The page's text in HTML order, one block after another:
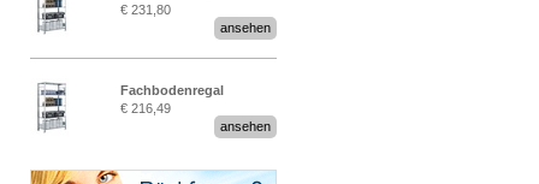
Stecksystem MultiPlus
€ 231,80
ansehen
Fachbodenregal
Stecksystem MultiPlus
€ 216,49
ansehen